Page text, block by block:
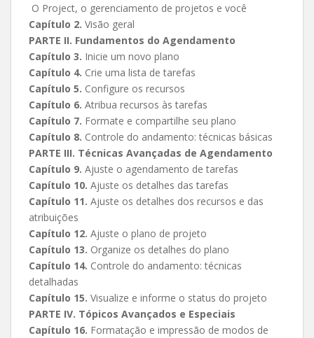
O Project, o gerenciamento de projetos e você
Capítulo 2. Visão geral
PARTE II. Fundamentos do Agendamento
Capítulo 3. Inicie um novo plano
Capítulo 4. Crie uma lista de tarefas
Capítulo 5. Configure os recursos
Capítulo 6. Atribua recursos às tarefas
Capítulo 7. Formate e compartilhe seu plano
Capítulo 8. Controle do andamento: técnicas básicas
PARTE III. Técnicas Avançadas de Agendamento
Capítulo 9. Ajuste o agendamento de tarefas
Capítulo 10. Ajuste os detalhes das tarefas
Capítulo 11. Ajuste os detalhes dos recursos e das
atribuições
Capítulo 12. Ajuste o plano de projeto
Capítulo 13. Organize os detalhes do plano
Capítulo 14. Controle do andamento: técnicas
detalhadas
Capítulo 15. Visualize e informe o status do projeto
PARTE IV. Tópicos Avançados e Especiais
Capítulo 16. Formatação e impressão de modos de